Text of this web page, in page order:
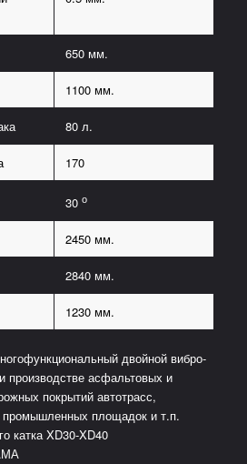
650 мм.
1100 мм.
80 л.
170
30 о
2450 мм.
2840 мм.
1230 мм.
двойной вибро-
производстве асфальтовых и
покрытий автотрасс,
промышленных площадок и т.п.
катка XD30-XD40